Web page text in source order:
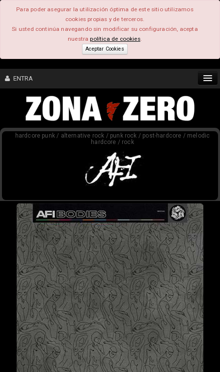
Para poder asegurar la utilización óptima de este sitio utilizamos
cookies propias y de terceros.
Si usted continúa navegando sin modificar su configuración, acepta
nuestrapolítica de cookies.
Aceptar Cookies
ENTRA
CONTENIDO
COMUNIDAD
hardcore punk / alternative rock / punk rock / post-hardcore / melodic
hardcore / rock